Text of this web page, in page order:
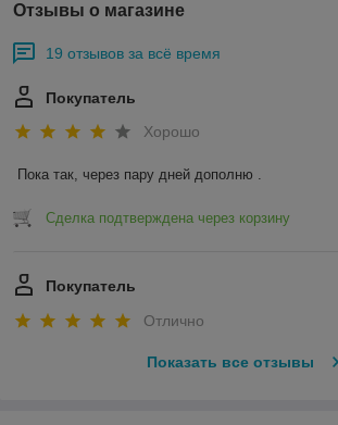
Отзывы о магазине
19 отзывов за всё время
Покупатель
Хорошо
Пока так, через пару дней дополню .
Сделка подтверждена через корзину
Покупатель
Отлично
Показать все отзывы